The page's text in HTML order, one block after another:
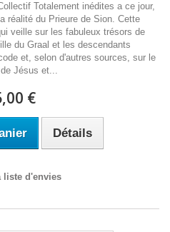
Totalement inédites a ce jour,
réalité du Prieure de Sion. Cette
veille sur les fabuleux trésors de
du Graal et les descendants
et, selon d'autres sources, sur le
Jésus et...
€
Détails
liste d'envies